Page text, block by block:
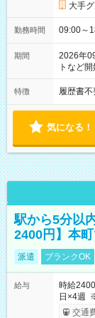
大手
勤務時間 09:00～
期間
2026年
トなど
特徴 履歴書不
気になる！
駅から5分以
2400円】本
派遣 ブランクOK
給与
時給
日×4週
りサー
交通